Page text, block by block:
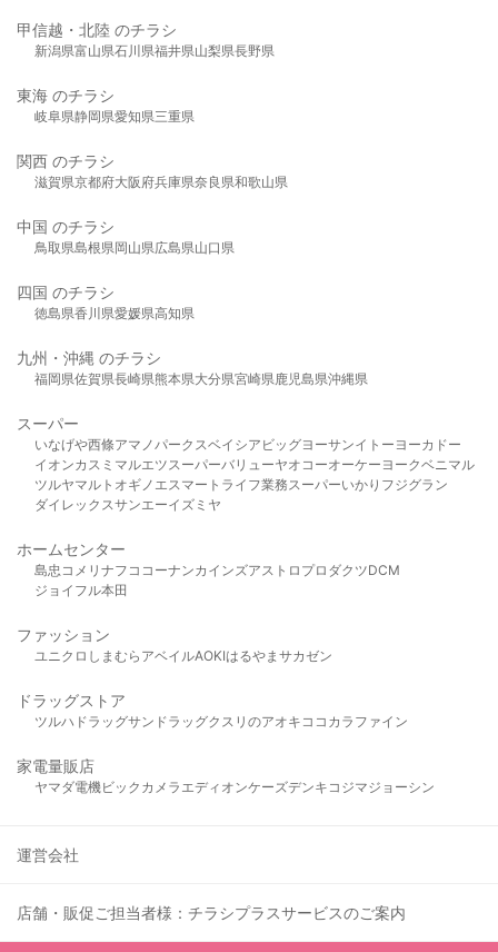
甲信越・北陸 のチラシ
新潟県富山県石川県福井県山梨県長野県
東海 のチラシ
岐阜県静岡県愛知県三重県
関西 のチラシ
滋賀県京都府大阪府兵庫県奈良県和歌山県
中国 のチラシ
鳥取県島根県岡山県広島県山口県
四国 のチラシ
徳島県香川県愛媛県高知県
九州・沖縄 のチラシ
福岡県佐賀県長崎県熊本県大分県宮崎県鹿児島県沖縄県
スーパー
いなげや西條アマノパークスベイシア ビッグヨーサンイトーヨーカドー
イオンカスミ マルエツスーパーバリューヤオコーオーケー ヨークベニマル
ツルヤマルト オギノ エスマート ライフ業務スーパーいかり フジグラン
ダイレックスサンエーイズミヤ
ホームセンター
島忠 コメリ ナフコ コーナンカインズアストロプロダクツDCM
ジョイフル本田
ファッション
ユニクロ しまむら アベイルAOKIはるやま サカゼン
ドラッグストア
ツルハドラッグサンドラッグクスリのアオキ ココカラファイン
家電量販店
ヤマダ電機ビックカメラ エディオンケーズデンキ コジマジョーシン
運営会社
店舗・販促ご担当者様：チラシプラスサービスのご案内